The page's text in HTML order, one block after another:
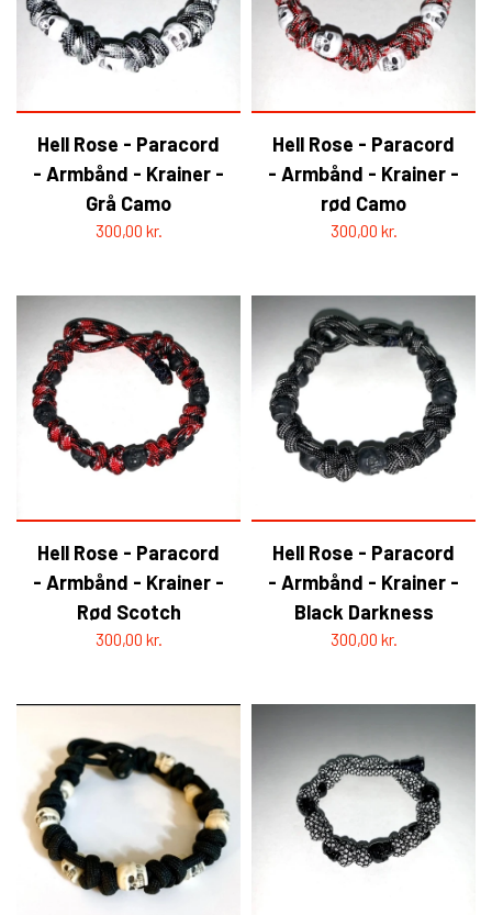
Hell Rose - Paracord
- Armbånd - Krainer -
Grå Camo
300,00 kr.
Hell Rose - Paracord
- Armbånd - Krainer -
rød Camo
300,00 kr.
Hell Rose - Paracord
- Armbånd - Krainer -
Rød Scotch
300,00 kr.
Hell Rose - Paracord
- Armbånd - Krainer -
Black Darkness
300,00 kr.